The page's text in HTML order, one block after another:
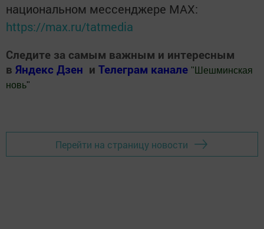
национальном мессенджере MАХ:
https://max.ru/tatmedia
Следите за самым важным и интересным
в Яндекс Дзен и Телеграм канале " Шешминская
новь"
Перейти на страницу новости